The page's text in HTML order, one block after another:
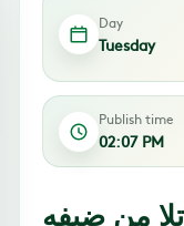
Day
Tuesday
Publish time
02:07 PM
من ضيفه